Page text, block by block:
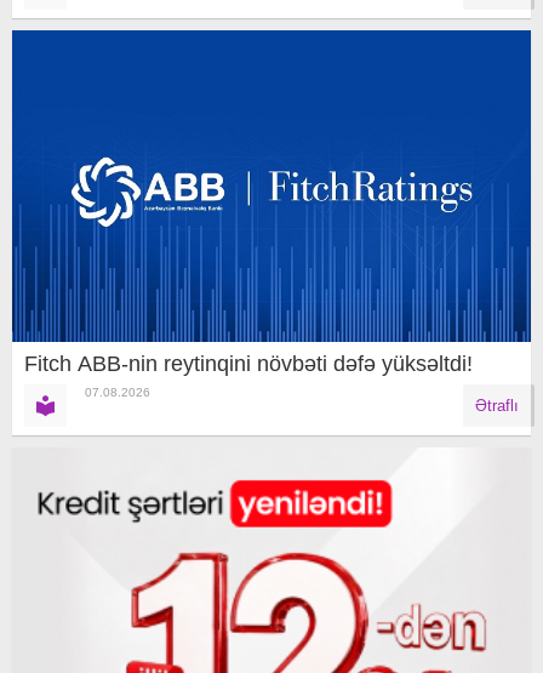
Fitch ABB-nin reytinqini növbəti dəfə yüksəltdi!
07.08.2026
Ətraflı